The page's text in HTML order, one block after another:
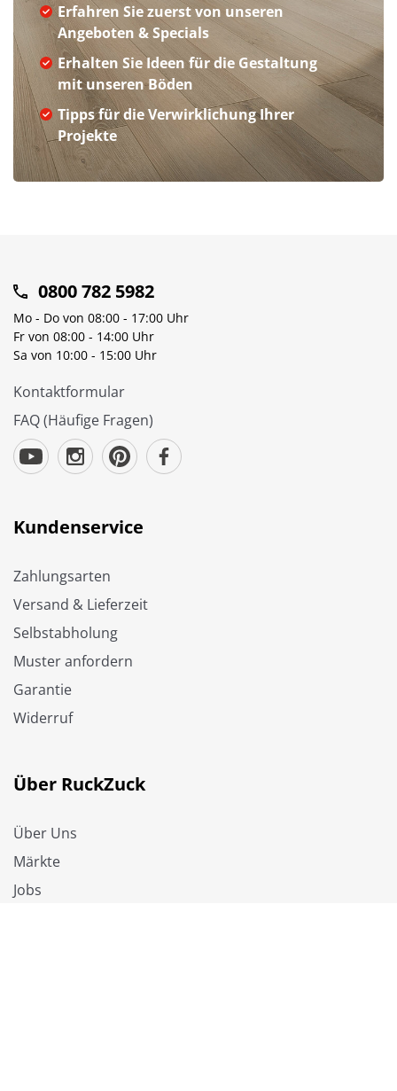
Erfahren Sie zuerst von unseren
Angeboten & Specials
Erhalten Sie Ideen für die Gestaltung
mit unseren Böden
Tipps für die Verwirklichung Ihrer
Projekte
0800 782 5982
Mo - Do von 08:00 - 17:00 Uhr
Fr von 08:00 - 14:00 Uhr
Sa von 10:00 - 15:00 Uhr
Kontaktformular
FAQ (Häufige Fragen)
Kundenservice
Zahlungsarten
Versand & Lieferzeit
Selbstabholung
Muster anfordern
Garantie
Widerruf
Über RuckZuck
Über Uns
Märkte
Jobs